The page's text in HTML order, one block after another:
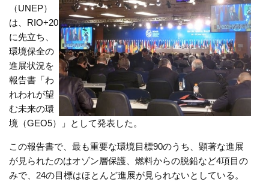
（UNEP）
は、RIO+20
に先立ち、
環境保全の
進展状況を
報告書「わ
れわれが望
む未来の環
境（GEO5）」として発表した。
この報告書で、最も重要な環境目標90のうち、顕著な進展
が見られたのはオゾン層保護、燃料からの脱鉛など4項目の
みで、24の目標はほとんど進展が見られないとしている。